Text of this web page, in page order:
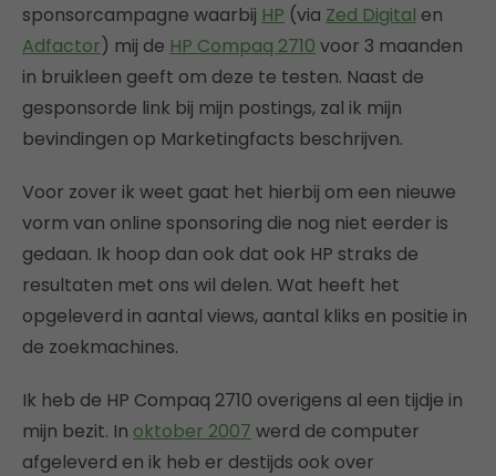
sponsorcampagne waarbij HP (via Zed Digital en
Adfactor) mij de HP Compaq 2710 voor 3 maanden
in bruikleen geeft om deze te testen. Naast de
gesponsorde link bij mijn postings, zal ik mijn
bevindingen op Marketingfacts beschrijven.
Voor zover ik weet gaat het hierbij om een nieuwe
vorm van online sponsoring die nog niet eerder is
gedaan. Ik hoop dan ook dat ook HP straks de
resultaten met ons wil delen. Wat heeft het
opgeleverd in aantal views, aantal kliks en positie in
de zoekmachines.
Ik heb de HP Compaq 2710 overigens al een tijdje in
mijn bezit. In oktober 2007 werd de computer
afgeleverd en ik heb er destijds ook over